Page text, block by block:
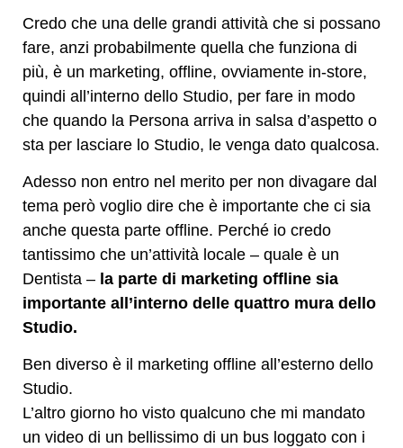
Credo che una delle grandi attività che si possano
fare, anzi probabilmente quella che funziona di
più, è un marketing, offline, ovviamente in-store,
quindi all’interno dello Studio, per fare in modo
che quando la Persona arriva in salsa d’aspetto o
sta per lasciare lo Studio, le venga dato qualcosa.
Adesso non entro nel merito per non divagare dal
tema però voglio dire che è importante che ci sia
anche questa parte offline. Perché io credo
tantissimo che un’attività locale – quale è un
Dentista – la parte di marketing offline sia
importante all’interno delle quattro mura dello
Studio.
Ben diverso è il marketing offline all’esterno dello
Studio.
L’altro giorno ho visto qualcuno che mi mandato
un video di un bellissimo di un bus loggato con i